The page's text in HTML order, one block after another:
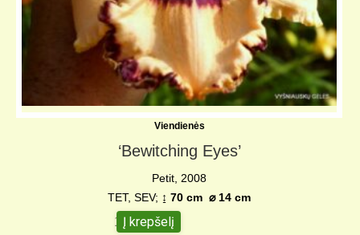
Viendienės
‘Bewitching Eyes’
Petit, 2008
TET, SEV; ↨ 70 cm ⌀14 cm
10,00€
Į krepšelį